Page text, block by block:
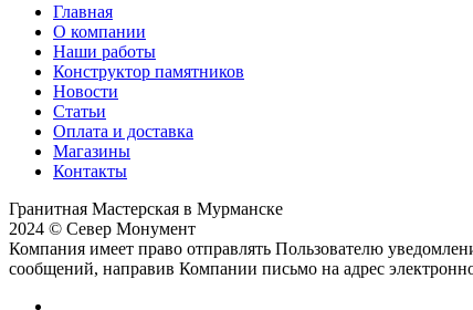
Главная
О компании
Наши работы
Конструктор памятников
Новости
Статьи
Оплата и доставка
Магазины
Контакты
Гранитная Мастерская в Мурманске
2024 © Север Монумент
Компания имеет право отправлять Пользователю
сообщений, направив Компании письмо на адрес